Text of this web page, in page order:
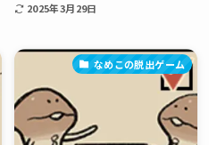
2025年3月29日
なめこの脱出ゲーム